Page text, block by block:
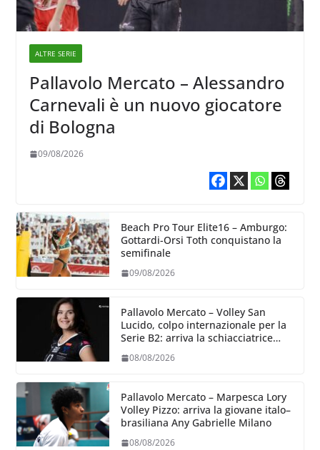
ALTRE SERIE
Pallavolo Mercato – Alessandro
Carnevali è un nuovo giocatore
di Bologna
09/08/2026
Beach Pro Tour Elite16 – Amburgo:
Gottardi-Orsi Toth conquistano la
semifinale
09/08/2026
Pallavolo Mercato – Volley San
Lucido, colpo internazionale per la
Serie B2: arriva la schiacciatrice
08/08/2026
Pallavolo Mercato – Marpesca Lory
Volley Pizzo: arriva la giovane italo–
brasiliana Any Gabrielle Milano
08/08/2026